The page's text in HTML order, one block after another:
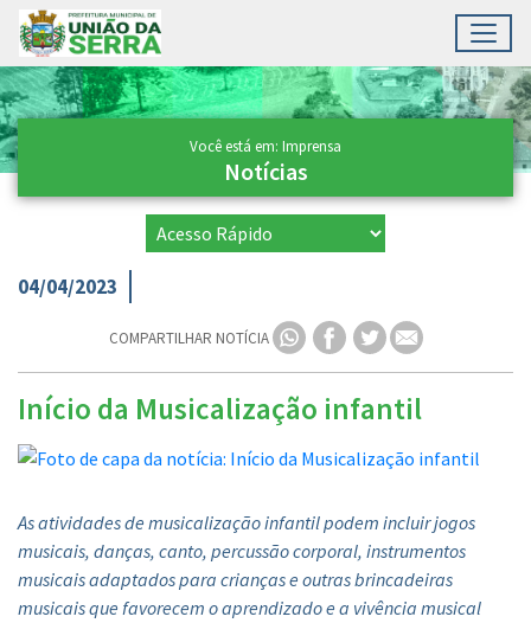
Ir para conteúdo principal
Conteúdo Principal
Você está em: Imprensa
Notícias
04/04/2023
COMPARTILHAR NOTÍCIA
Início da Musicalização infantil
As atividades de musicalização infantil podem incluir jogos
musicais, danças, canto, percussão corporal, instrumentos
musicais adaptados para crianças e outras brincadeiras
musicais que favorecem o aprendizado e a vivência musical